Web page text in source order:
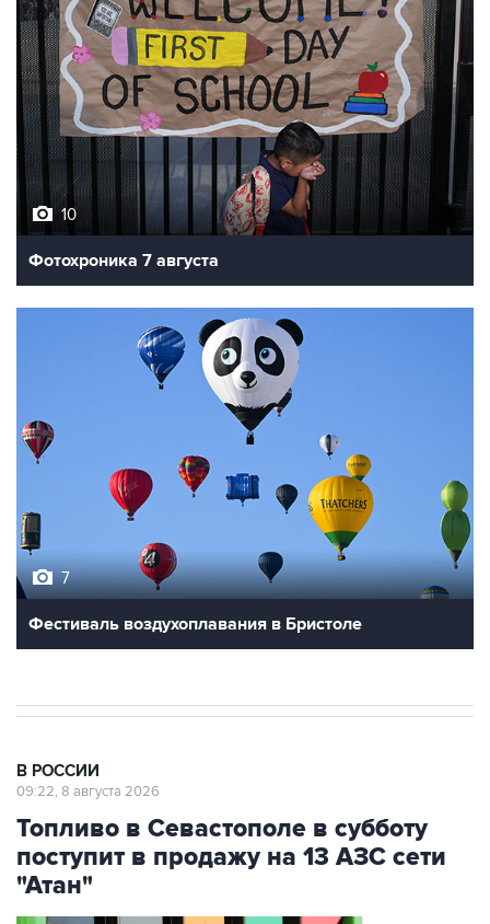
10
Фотохроника 7 августа
7
Фестиваль воздухоплавания в Бристоле
В РОССИИ
09:22, 8 августа 2026
Топливо в Севастополе в субботу
поступит в продажу на 13 АЗС сети
"Атан"